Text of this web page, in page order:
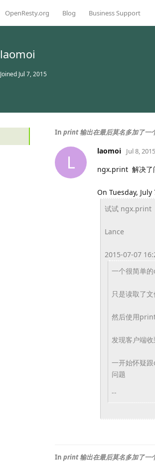
OpenResty.org Blog Business Support
laomoi
Joined Jul 7, 2015
In print 输出在最后莫名多加了一
L
laomoi Jul 8, 2015
ngx.print 解决了
On Tuesday,
试试 ngx.print
Lance
2015-07-07
一个很简单
只是读取了
然后使用
发现客户端
一开始怀疑
问题
--
In print 输出在最后莫名多加了一